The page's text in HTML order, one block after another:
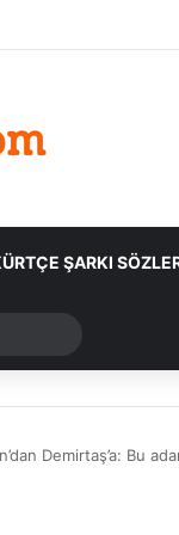
ŞARKI
yap
Demirtaş’a: Bu